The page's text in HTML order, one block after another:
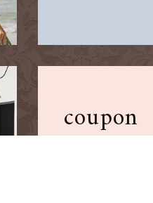
coupon
クーポン